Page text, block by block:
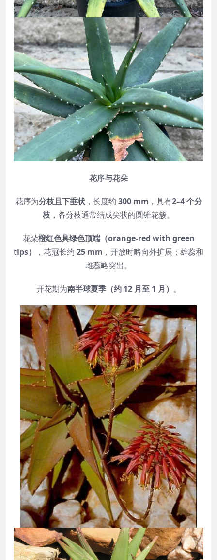
花序与花朵
花序为分枝且下垂状，长度约 300 mm ，具有2–4 个分
枝 ，各分枝通常结成尖状的圆锥花簇。
花朵橙红色具绿色顶端（orange-red with green
tips）
，花冠长约 25 mm ，开放时略向外扩展；雄蕊和
雌蕊略突出。
开花期为南半球夏季（约 12 月至 1 月） 。